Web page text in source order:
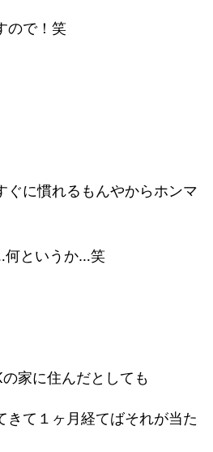
ので！笑
ぐに慣れるもんやからホンマ
何というか…笑
家に住んだとしても
きて１ヶ月経てばそれが当た